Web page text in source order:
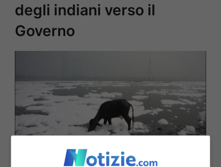
degli indiani verso il
Governo
Una mucca, animale sacro in India, è costretta a bere nel